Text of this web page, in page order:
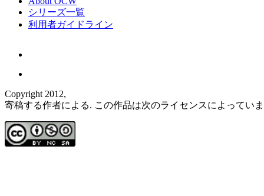
シリーズ一覧
利用者ガイドライン
Copyright 2012,
寄稿する作者による. この作品は次のライセンスによってい